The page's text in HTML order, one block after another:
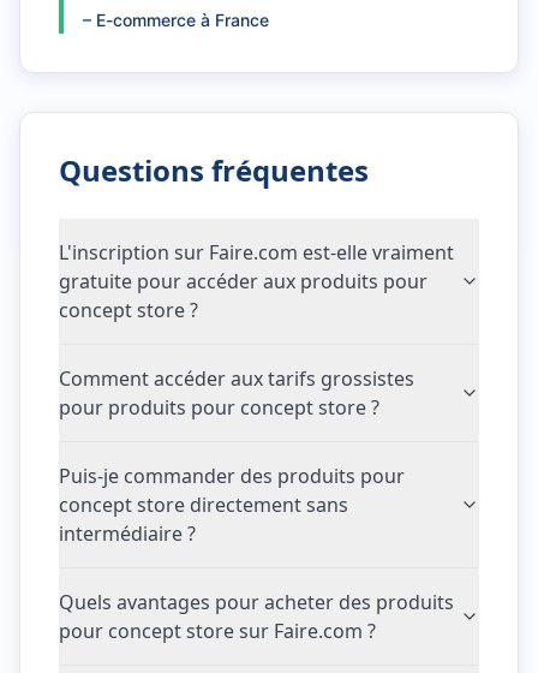
– E-commerce à France
Questions fréquentes
L'inscription sur Faire.com est-elle vraiment
gratuite pour accéder aux produits pour
concept store ?
Comment accéder aux tarifs grossistes
pour produits pour concept store ?
Puis-je commander des produits pour
concept store directement sans
intermédiaire ?
Quels avantages pour acheter des produits
pour concept store sur Faire.com ?